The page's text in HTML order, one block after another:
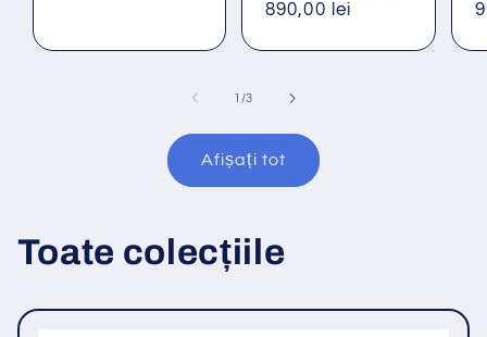
Preț
890,00 lei
1 /din
3
Afișați tot
Toate colecțiile